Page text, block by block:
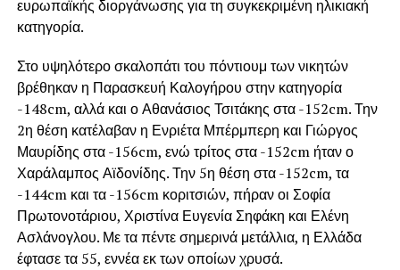
ευρωπαϊκής διοργάνωσης για τη συγκεκριμένη ηλικιακή
κατηγορία.
Στο υψηλότερο σκαλοπάτι του πόντιουμ των νικητών
βρέθηκαν η Παρασκευή Καλογήρου στην κατηγορία
-148cm, αλλά και ο Αθανάσιος Τσιτάκης στα -152cm. Την
2η θέση κατέλαβαν η Ενριέτα Μπέρμπερη και Γιώργος
Μαυρίδης στα -156cm, ενώ τρίτος στα -152cm ήταν ο
Χαράλαμπος Αϊδονίδης. Την 5η θέση στα -152cm, τα
-144cm και τα -156cm κοριτσιών, πήραν οι Σοφία
Πρωτονοτάριου, Χριστίνα Ευγενία Σηφάκη και Ελένη
Ασλάνογλου. Με τα πέντε σημερινά μετάλλια, η Ελλάδα
έφτασε τα 55, εννέα εκ των οποίων χρυσά.